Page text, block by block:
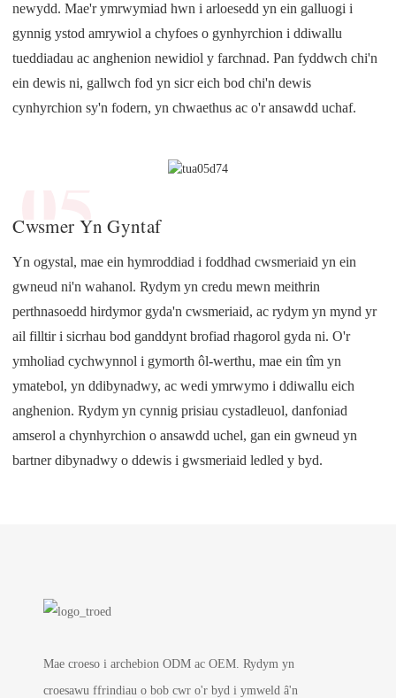
newydd. Mae'r ymrwymiad hwn i arloesedd yn ein galluogi i
gynnig ystod amrywiol a chyfoes o gynhyrchion i ddiwallu
tueddiadau ac anghenion newidiol y farchnad. Pan fyddwch chi'n
ein dewis ni, gallwch fod yn sicr eich bod chi'n dewis
cynhyrchion sy'n fodern, yn chwaethus ac o'r ansawdd uchaf.
05
Cwsmer Yn Gyntaf
Yn ogystal, mae ein hymroddiad i foddhad cwsmeriaid yn ein
gwneud ni'n wahanol. Rydym yn credu mewn meithrin
perthnasoedd hirdymor gyda'n cwsmeriaid, ac rydym yn mynd yr
ail filltir i sicrhau bod ganddynt brofiad rhagorol gyda ni. O'r
ymholiad cychwynnol i gymorth ôl-werthu, mae ein tîm yn
ymatebol, yn ddibynadwy, ac wedi ymrwymo i ddiwallu eich
anghenion. Rydym yn cynnig prisiau cystadleuol, danfoniad
amserol a chynhyrchion o ansawdd uchel, gan ein gwneud yn
bartner dibynadwy o ddewis i gwsmeriaid ledled y byd.
Mae croeso i archebion ODM ac OEM. Rydym yn
croesawu ffrindiau o bob cwr o'r byd i ymweld â'n